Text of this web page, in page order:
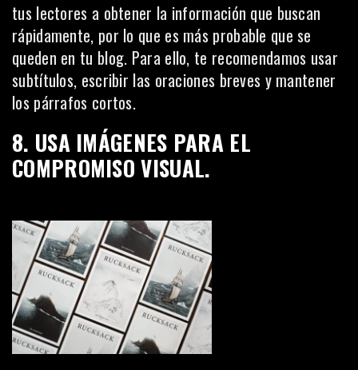
tus lectores a obtener la información que buscan
rápidamente, por lo que es más probable que se
queden en tu blog. Para ello, te recomendamos usar
subtítulos, escribir las oraciones breves y mantener
los párrafos cortos.
8. USA IMÁGENES PARA EL
COMPROMISO VISUAL.